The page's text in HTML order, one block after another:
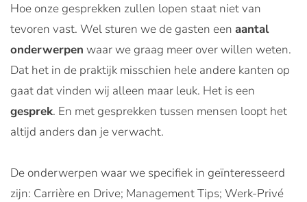
Hoe onze gesprekken zullen lopen staat niet van
tevoren vast. Wel sturen we de gasten een aantal
onderwerpen waar we graag meer over willen weten.
Dat het in de praktijk misschien hele andere kanten op
gaat dat vinden wij alleen maar leuk. Het is een
gesprek. En met gesprekken tussen mensen loopt het
altijd anders dan je verwacht.
De onderwerpen waar we specifiek in geïnteresseerd
zijn: Carrière en Drive; Management Tips; Werk-Privé